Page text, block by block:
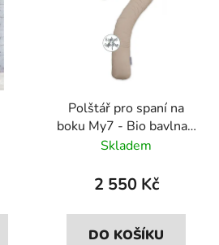
Polštář pro spaní na
boku My7 - Bio bavlna -
Bambus
Skladem
2 550 Kč
DO KOŠÍKU